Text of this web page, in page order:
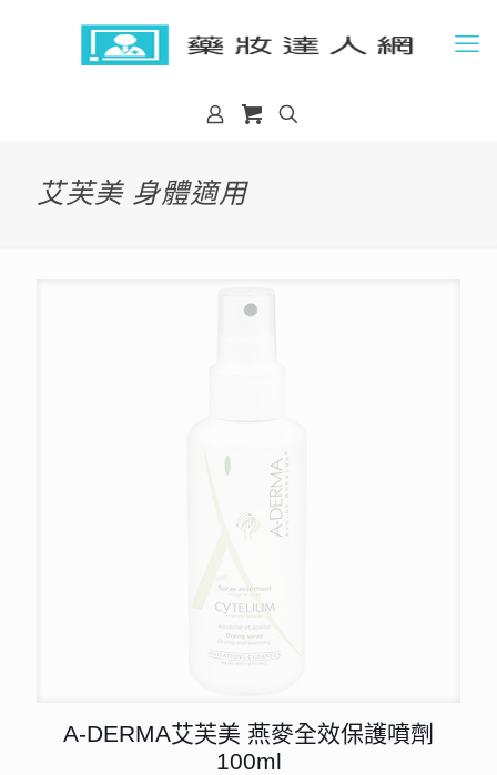
艾芙美 身體適用
A-DERMA艾芙美 燕麥全效保護噴劑
100ml